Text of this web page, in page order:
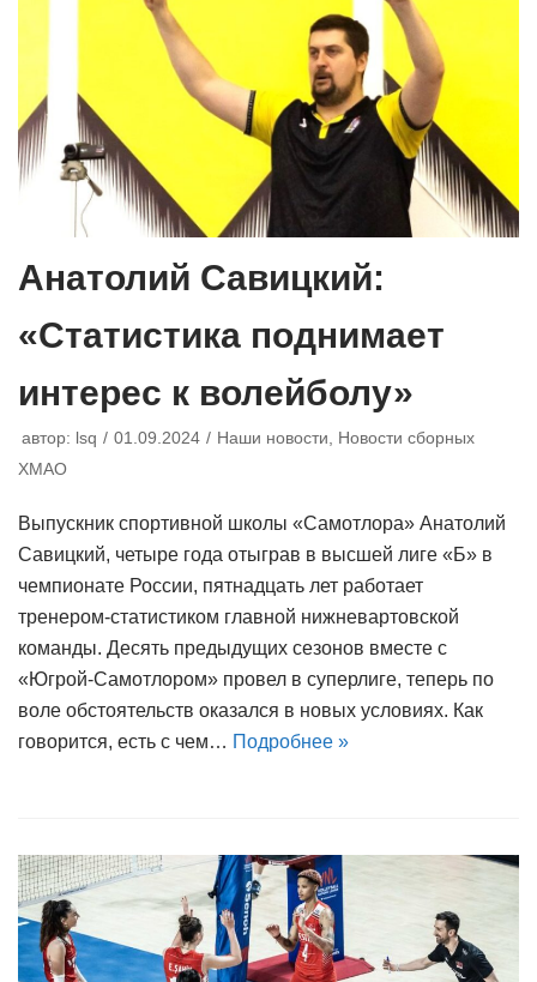
Анатолий Савицкий:
«Статистика поднимает
интерес к волейболу»
автор: lsq 01.09.2024 Наши новости
Новости сборных
ХМАО
Выпускник спортивной школы «Самотлора» Анатолий
Савицкий, четыре года отыграв в высшей лиге «Б» в
чемпионате России, пятнадцать лет работает
тренером-статистиком главной нижневартовской
команды. Десять предыдущих сезонов вместе с
«Югрой-Самотлором» провел в суперлиге, теперь по
воле обстоятельств оказался в новых условиях. Как
говорится, есть с чем… Подробнее »